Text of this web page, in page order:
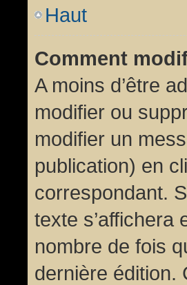
Haut
Comment
A moins d’être
modifier ou
modifier un
publication) en
correspondant.
texte s’affichera
nombre de fois
dernière édition.